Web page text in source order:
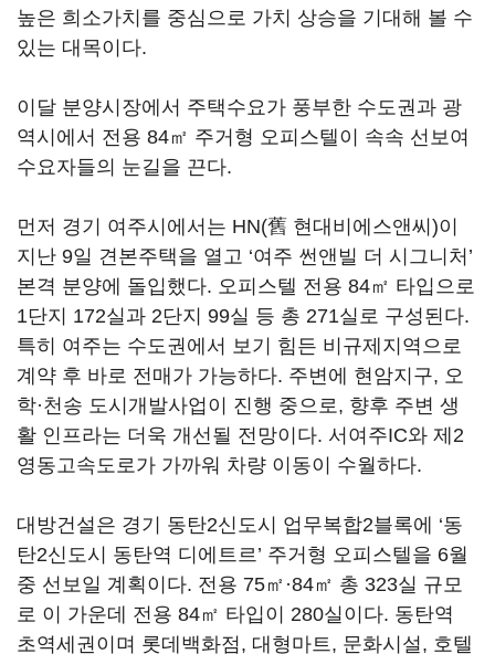
높은 희소가치를 중심으로 가치 상승을 기대해 볼 수
있는 대목이다.
이달 분양시장에서 주택수요가 풍부한 수도권과 광
역시에서 전용 84㎡ 주거형 오피스텔이 속속 선보여
수요자들의 눈길을 끈다.
먼저 경기 여주시에서는 HN(舊 현대비에스앤씨)이
지난 9일 견본주택을 열고 ‘여주 썬앤빌 더 시그니처’
본격 분양에 돌입했다. 오피스텔 전용 84㎡ 타입으로
1단지 172실과 2단지 99실 등 총 271실로 구성된다.
특히 여주는 수도권에서 보기 힘든 비규제지역으로
계약 후 바로 전매가 가능하다. 주변에 현암지구, 오
학·천송 도시개발사업이 진행 중으로, 향후 주변 생
활 인프라는 더욱 개선될 전망이다. 서여주IC와 제2
영동고속도로가 가까워 차량 이동이 수월하다.
대방건설은 경기 동탄2신도시 업무복합2블록에 ‘동
탄2신도시 동탄역 디에트르’ 주거형 오피스텔을 6월
중 선보일 계획이다. 전용 75㎡·84㎡ 총 323실 규모
로 이 가운데 전용 84㎡ 타입이 280실이다. 동탄역
초역세권이며 롯데백화점, 대형마트, 문화시설, 호텔